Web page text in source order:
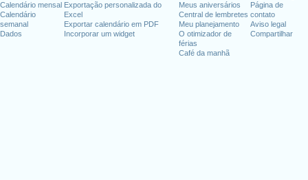
Calendário mensal
Calendário
semanal
Dados
Exportação personalizada do
Excel
Exportar calendário em PDF
Incorporar um widget
Meus aniversários
Central de lembretes
Meu planejamento
O otimizador de
férias
Café da manhã
Página de
contato
Aviso legal
Compartilhar